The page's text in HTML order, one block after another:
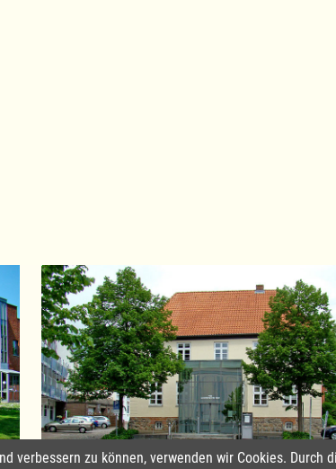
verbessern zu können, verwenden wir Cookies.